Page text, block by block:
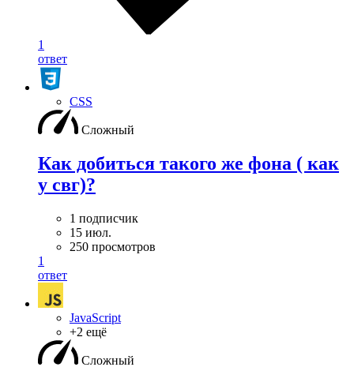
1
ответ
CSS
Сложный
Как добиться такого же фона ( как
у свг)?
1 подписчик
15 июл.
250 просмотров
1
ответ
JavaScript
+2 ещё
Сложный